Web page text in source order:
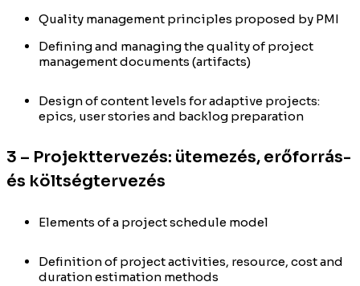
Quality management principles proposed by PMI
Defining and managing the quality of project
management documents (artifacts)
Design of content levels for adaptive projects:
epics, user stories and backlog preparation
3 – Projekttervezés: ütemezés, erőforrás-
és költségtervezés
Elements of a project schedule model
Definition of project activities, resource, cost and
duration estimation methods